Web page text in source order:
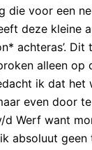
die voor een
deze kleine
achteras’.
alleen op
ik dat het
even door
d Werf want
absoluut geen